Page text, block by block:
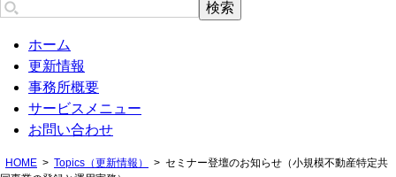
ホーム
更新情報
事務所概要
サービスメニュー
お問い合わせ
HOME Topics（更新情報）
セミナー登壇のお知らせ（小規模不動産特定共